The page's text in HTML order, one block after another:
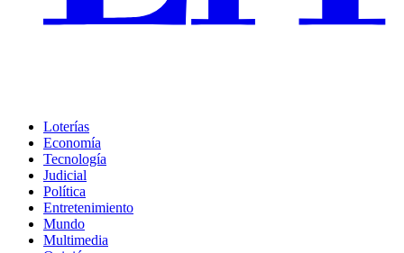
Loterías
Economía
Tecnología
Judicial
Política
Entretenimiento
Mundo
Multimedia